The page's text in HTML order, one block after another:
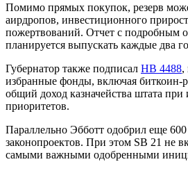
Помимо прямых покупок, резерв
аирдропов, инвестиционного
пожертвований. Отчет с подробным
планируется выпускать каждые два
Губернатор также подписал HB 4488,
избранные фонды, включая биткоин-
общий доход казначейства штата при
приоритетов.
Параллельно Эбботт одобрил еще
законопроектов. При этом SB 21 не
самыми важными одобренными